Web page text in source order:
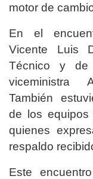
motor de
En el
Vicente Luis
Técnico y de
viceministra
También
de los equipos
quienes
respaldo
Este